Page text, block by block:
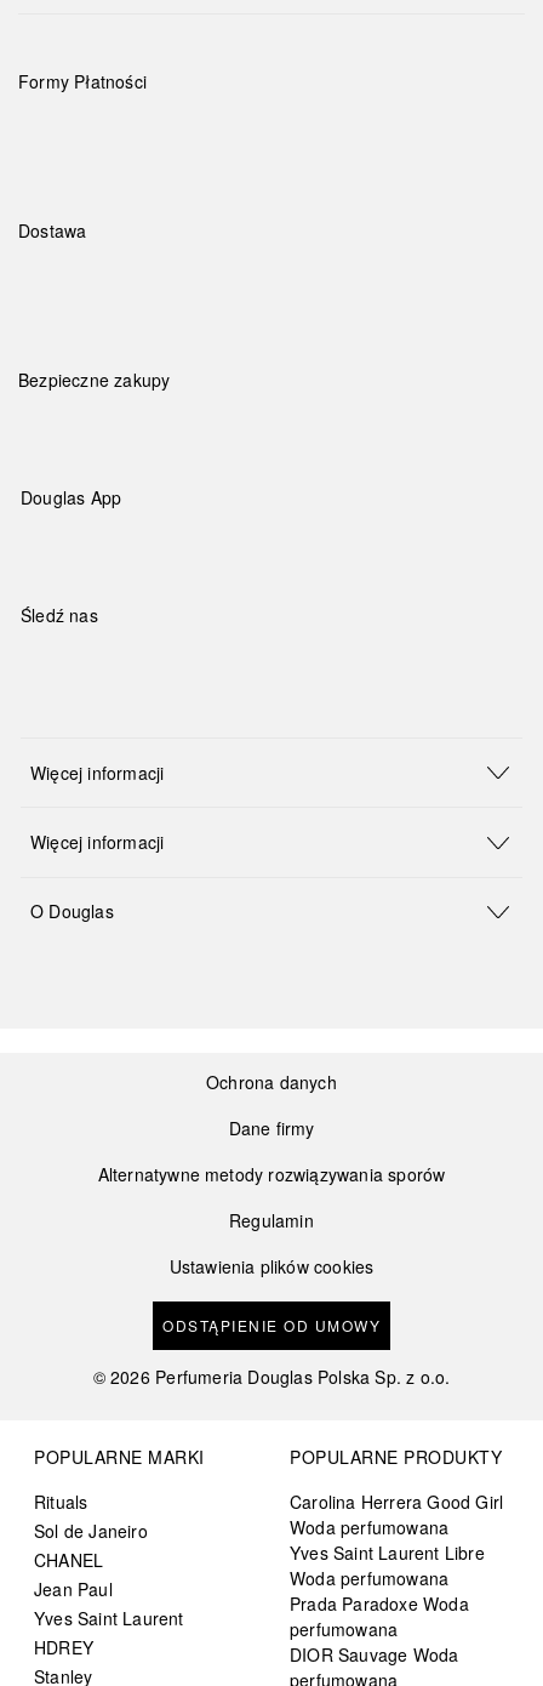
Formy Płatności
Dostawa
Bezpieczne zakupy
Douglas App
Śledź nas
Więcej informacji
Więcej informacji
O Douglas
Ochrona danych
Dane firmy
Alternatywne metody rozwiązywania sporów
Regulamin
Ustawienia plików cookies
ODSTĄPIENIE OD UMOWY
©2026 Perfumeria Douglas Polska Sp. z o.o.
POPULARNE MARKI
Rituals
Sol de Janeiro
CHANEL
Jean Paul
Yves Saint Laurent
HDREY
Stanley
POPULARNE PRODUKTY
Carolina Herrera Good Girl
Woda perfumowana
Yves Saint Laurent Libre
Woda perfumowana
Prada Paradoxe Woda
perfumowana
DIOR Sauvage Woda
perfumowana